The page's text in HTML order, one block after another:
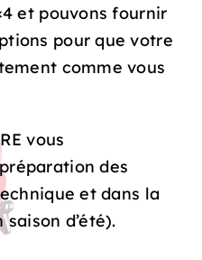
et pouvons fournir
pour que votre
comme vous
vous
des
et dans la
d’été).